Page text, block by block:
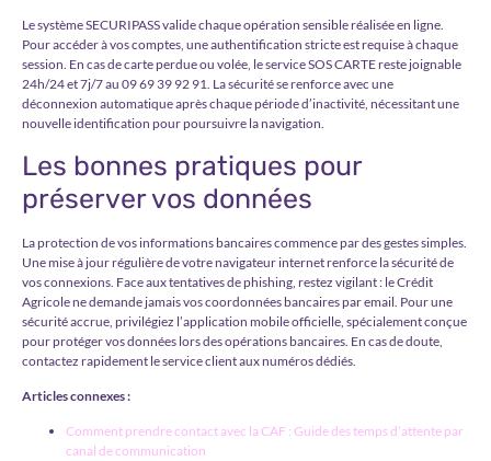
Le système SECURIPASS valide chaque opération sensible réalisée en ligne.
Pour accéder à vos comptes, une authentification stricte est requise à chaque
session. En cas de carte perdue ou volée, le service SOS CARTE reste joignable
24h/24 et 7j/7 au 09 69 39 92 91. La sécurité se renforce avec une
déconnexion automatique après chaque période d’inactivité, nécessitant une
nouvelle identification pour poursuivre la navigation.
Les bonnes pratiques pour
préserver vos données
La protection de vos informations bancaires commence par des gestes simples.
Une mise à jour régulière de votre navigateur internet renforce la sécurité de
vos connexions. Face aux tentatives de phishing, restez vigilant : le Crédit
Agricole ne demande jamais vos coordonnées bancaires par email. Pour une
sécurité accrue, privilégiez l’application mobile officielle, spécialement conçue
pour protéger vos données lors des opérations bancaires. En cas de doute,
contactez rapidement le service client aux numéros dédiés.
Articles connexes :
Comment prendre contact avec la CAF : Guide des temps d’attente par
canal de communication